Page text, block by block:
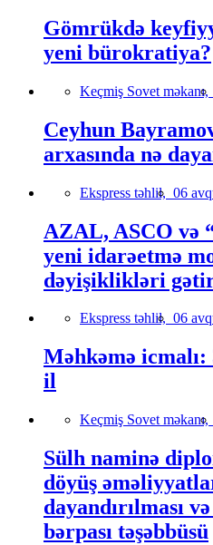
Gömrükdə
yeni bürokratiya?
Keçmiş Sovet məkanı,
Ceyhun
arxasında nə
Ekspress təhlil, 06
AZAL, ASCO və
yeni idarəetmə
dəyişiklikləri
Ekspress təhlil, 06
Məhkəmə icmalı:
il
Keçmiş Sovet məkanı,
Sülh naminə
döyüş
dayandırılması
bərpası təşəbbüsü